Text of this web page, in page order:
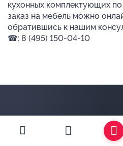
кухонных комплектующих
заказ на мебель можно
обратившись к нашим
☎: 8 (495) 150-04-10
+7 495 150-04-10